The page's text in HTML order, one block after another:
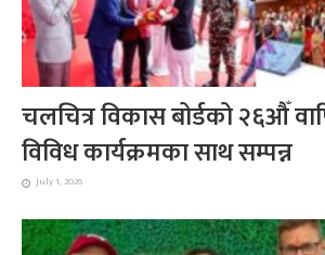
चलचित्र विकास बोर्डको २६औँ
विविध कार्यक्रमका साथ सम्पन्न
July 1, 2026